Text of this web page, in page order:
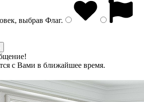
выбрав Флаг.
с Вами в ближайшее время.